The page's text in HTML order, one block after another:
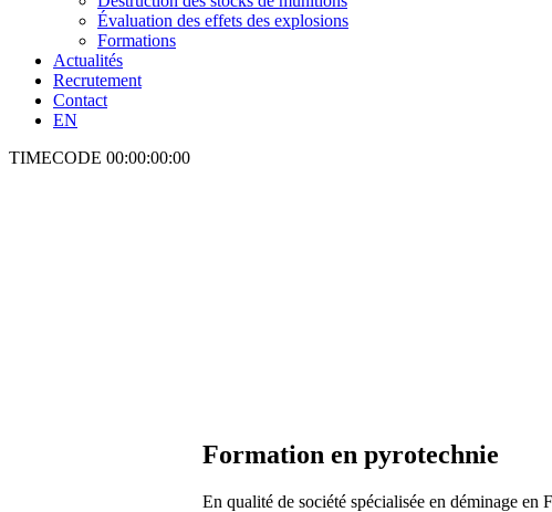
Évaluation des effets des explosions
Formations
Actualités
Recrutement
Contact
EN
TIMECODE 00:00:00:00
Formation en pyrotechnie
En qualité de société spécialisée en déminage en